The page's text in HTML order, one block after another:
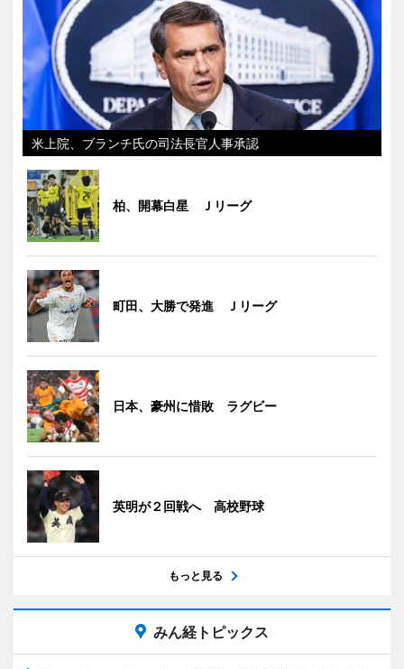
米上院、ブランチ氏の司法長官人事承認
柏、開幕白星 Ｊリーグ
町田、大勝で発進 Ｊリーグ
日本、豪州に惜敗 ラグビー
英明が２回戦へ 高校野球
もっと見る
みん経トピックス